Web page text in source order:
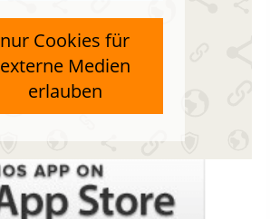
nur Cookies für
externe Medien
erlauben
Daten zugreifen.